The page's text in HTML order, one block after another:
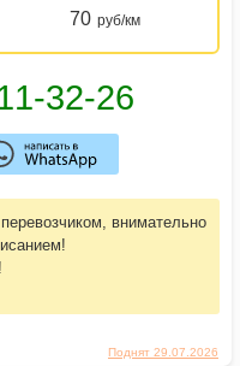
Поднят 29.07.2026
70 руб/км
внимательно